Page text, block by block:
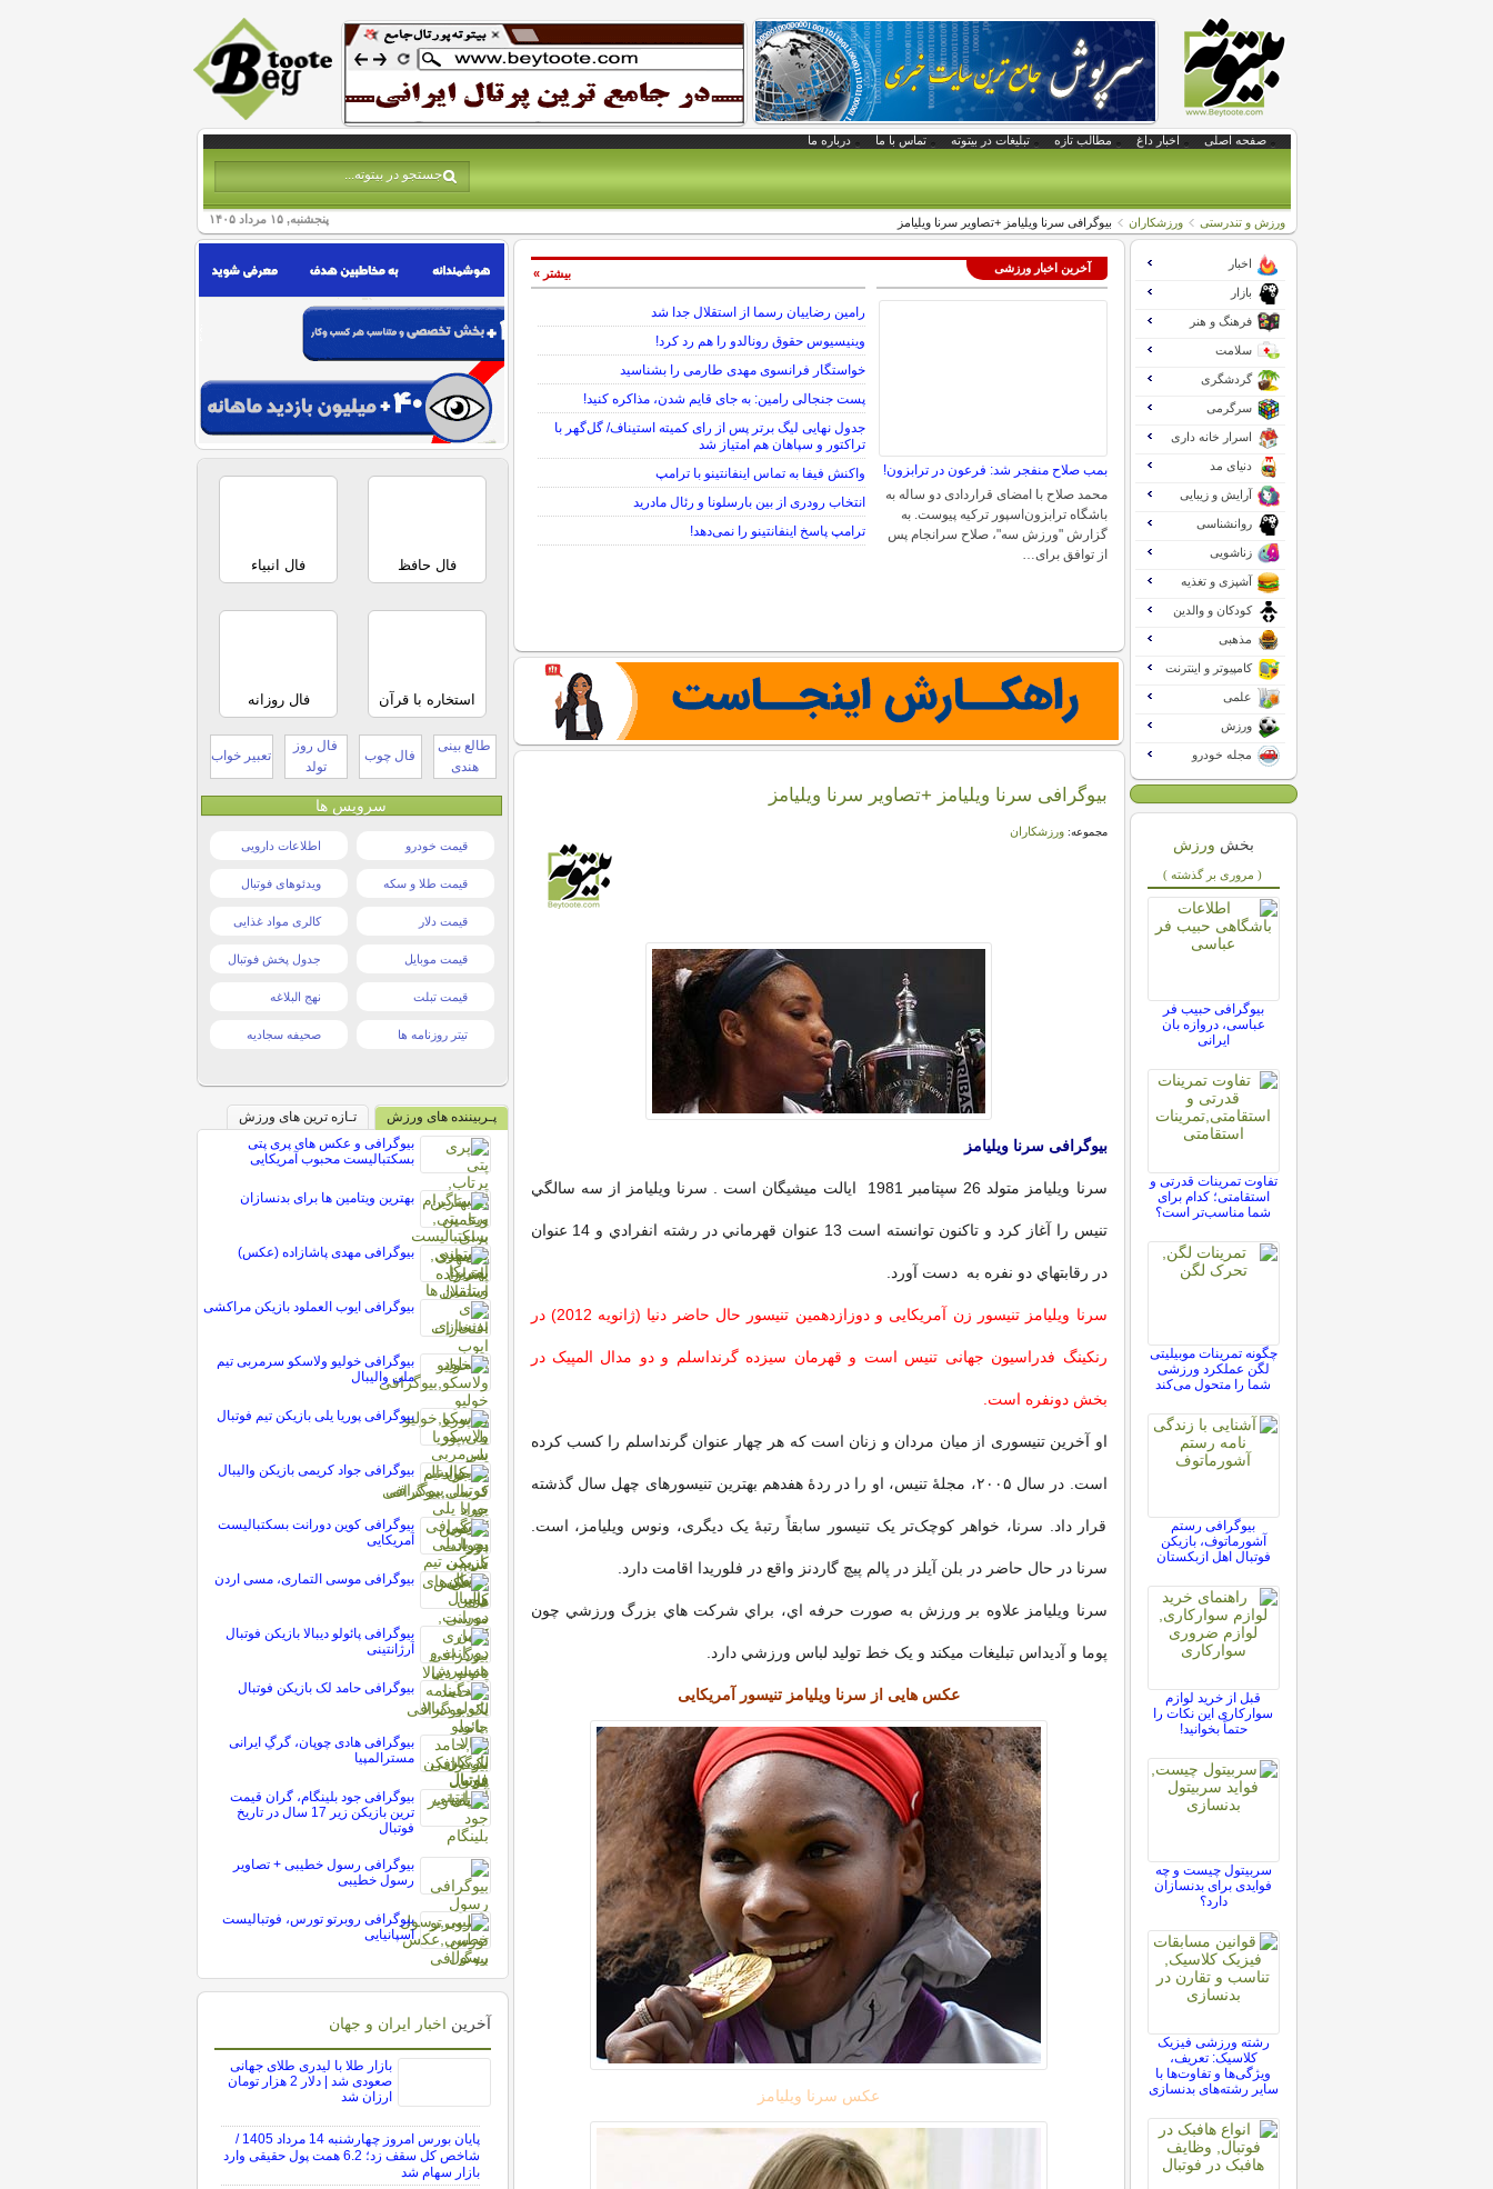
صفحه اصلی اخبار داغ مطالب تازه تبلیغات در بیتوته تماس با ما درباره ما
پنجشنبه, ۱۵ مرداد ۱۴۰۵ ورزش و تندرستی ورزشکاران بیوگرافی سرنا ویلیامز +تصاویر سرنا ویلیامز
آخرین اخبار ورزشی
بمب صلاح منفجر شد: فرعون در ترابزون!
محمد صلاح با امضای قراردادی دو ساله به
باشگاه ترابزون‌اسپور ترکیه پیوست. به
گزارش "ورزش سه"، صلاح سرانجام پس
از توافق برای…
رامین رضاییان رسما از استقلال جدا شد
وینیسیوس حقوق رونالدو را هم رد کرد!
خواستگار فرانسوی مهدی طارمی را بشناسید
پست جنجالی رامین: به جای قایم شدن، مذاکره کنید!
جدول نهایی لیگ برتر پس از رای کمیته استیناف/ گل‌گهر با
تراکتور و سپاهان هم امتیاز شد
واکنش فیفا به تماس اینفانتینو با ترامپ
انتخاب رودری از بین بارسلونا و رئال مادرید
ترامپ پاسخ اینفانتینو را نمی‌دهد!
بیشتر »
بیوگرافی سرنا ویلیامز +تصاویر سرنا ویلیامز
مجموعه:ورزشکاران
بیوگرافی سرنا ویلیامز
سرنا ویلیامز متولد 26 سپتامبر 1981 ايالت ميشيگان است . سرنا ویلیامز از سه سالگي
تنيس را آغاز کرد و تاکنون توانسته است 13 عنوان قهرماني در رشته انفرادي و 14 عنوان
در رقابتهاي دو نفره به دست آورد.
سرنا ویلیامز تنیسور زن آمریکایی و دوزازدهمین تنیسور حال حاضر دنیا (ژانویه 2012) در
رنکینگ فدراسیون جهانی تنیس است و قهرمان سیزده گرنداسلم و دو مدال المپیک در
بخش دونفره است.
او آخرین تنیسوری از میان مردان و زنان است که هر چهار عنوان گرنداسلم را کسب کرده
است. در سال ۲۰۰۵، مجلهٔ تنیس، او را در ردهٔ هفدهم بهترین تنیسورهای چهل سال گذشته
قرار داد. سرنا، خواهر کوچک‌تر یک تنیسور سابقاً رتبهٔ یک دیگری، ونوس ویلیامز، است.
سرنا در حال حاضر در بلن آیلز در پالم پیچ گاردنز واقع در فلوریدا اقامت دارد.
سرنا ویلیامز علاوه بر ورزش به صورت حرفه اي، براي شرکت هاي بزرگ ورزشي چون
پوما و آديداس تبليغات ميکند و يک خط توليد لباس ورزشي دارد.
عکس هایی از سرنا ویلیامز تنیسور آمریکایی
عکس سرنا ویلیامز
اخبار
بازار
فرهنگ و هنر
سلامت
گردشگری
سرگرمی
اسرار خانه داری
دنیای مد
آرایش و زیبایی
روانشناسی
زناشویی
آشپزی و تغذیه
کودکان و والدین
مذهبی
کامپیوتر و اینترنت
علمی
ورزش
مجله خودرو
بخش ورزش
( مروری بر گذشته )
بیوگرافی حبیب فر
عباسی، دروازه بان
ایرانی
تفاوت تمرینات قدرتی و
استقامتی؛ کدام برای
شما مناسب‌تر است؟
چگونه تمرینات موبیلیتی
لگن عملکرد ورزشی
شما را متحول می‌کند
بیوگرافی رستم
آشورماتوف، بازیکن
فوتبال اهل ازبکستان
قبل از خرید لوازم
سوارکاری این نکات را
حتماً بخوانید!
سربیتول چیست و چه
فوایدی برای بدنسازان
دارد؟
رشته ورزشی فیزیک
کلاسیک: تعریف،
ویژگی‌ها و تفاوت‌ها با
سایر رشته‌های بدنسازی
فال حافظ فال انبیاء
استخاره با قرآن فال روزانه
طالع بینی
هندی
فال چوب
فال روز
تولد
تعبیر خواب
سرویس ها
قیمت خودرو اطلاعات دارویی
قیمت طلا و سکه ویدئوهای فوتبال
قیمت دلار کالری مواد غذایی
قیمت موبایل جدول پخش فوتبال
قیمت تبلت نهج البلاغه
تیتر روزنامه ها صحیفه سجادیه
پـربیننده های ورزش
تـازه ترین های ورزش
بیوگرافی و عکس های پری پتی
بسکتبالیست محبوب آمریکایی
بهترین ویتامین ها برای بدنسازان
بیوگرافی مهدی پاشازاده (عکس)
بیوگرافی ایوب العملود بازیکن مراکشی
بیوگرافی خولیو ولاسکو سرمربی تیم
ملی والیبال
بیوگرافی پوریا یلی بازیکن تیم فوتبال
بیوگرافی جواد کریمی بازیکن والیبال
بیوگرافی کوین دورانت بسکتبالیست
آمریکایی
بیوگرافی موسی التماری، مسی اردن
بیوگرافی پائولو دیبالا بازیکن فوتبال
آرژانتینی
بیوگرافی حامد لک بازیکن فوتبال
بیوگرافی هادی چوپان، گرگِ ایرانی
مسترالمپیا
بیوگرافی جود بلینگام، گران قیمت
ترین بازیکن زیر 17 سال در تاریخ
فوتبال
بیوگرافی رسول خطیبی + تصاویر
رسول خطیبی
بیوگرافی روبرتو تورس، فوتبالیست
اسپانیایی
آخرین اخبار ایران و جهان
بازار طلا با لیدری طلای جهانی
صعودی شد | دلار 2 هزار تومان
ارزان شد
پایان بورس امروز چهارشنبه 14 مرداد 1405 /
شاخص کل سقف زد؛ 6.2 همت پول حقیقی وارد
بازار سهام شد